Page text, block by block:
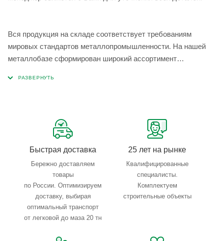
Вся продукция на складе соответствует требованиям
мировых стандартов металлопромышленности. На нашей
металлобазе сформирован широкий ассортимент
Быстрая доставка
Бережно доставляем
товары
по России. Оптимизируем
доставку, выбирая
оптимальный транспорт
от легковой до маза 20 тн
25 лет на рынке
Квалифицированные
специалисты.
Комплектуем
строительные объекты